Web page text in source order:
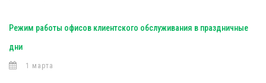
Режим работы офисов клиентского обслуживания в праздничные
дни
1 марта